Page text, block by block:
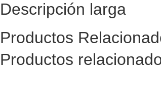
Descripción larga
Productos
Productos